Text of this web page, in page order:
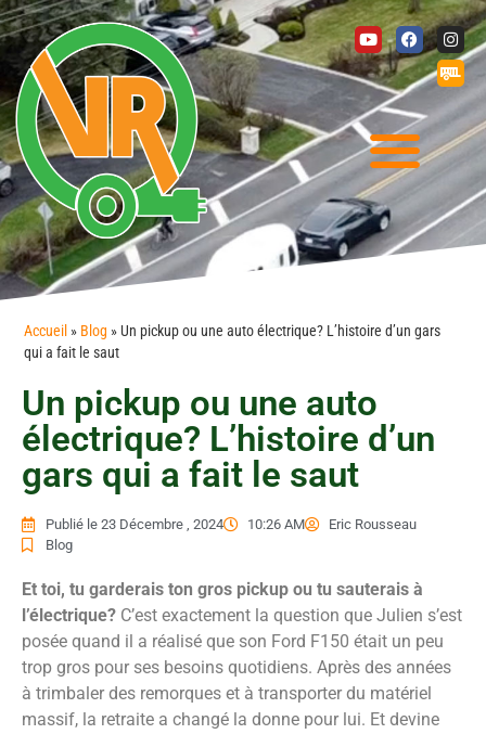
Accueil » Blog » Un pickup ou une auto électrique? L’histoire d’un gars
qui a fait le saut
Un pickup ou une auto
électrique? L’histoire d’un
gars qui a fait le saut
Publié le 23 Décembre , 2024 10:26 AM
Eric Rousseau
Blog
Et toi, tu garderais ton gros pickup ou tu sauterais à
l’électrique? C’est exactement la question que Julien s’est
posée quand il a réalisé que son Ford F150 était un peu
trop gros pour ses besoins quotidiens. Après des années
à trimbaler des remorques et à transporter du matériel
massif, la retraite a changé la donne pour lui. Et devine